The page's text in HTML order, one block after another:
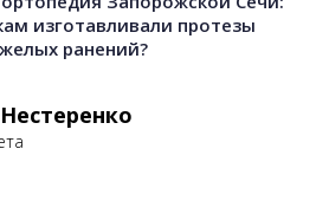
изготавливали протезы
ранений?